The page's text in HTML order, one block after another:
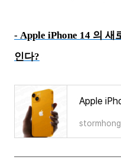
- Apple iPhone 14 의 새
인다?